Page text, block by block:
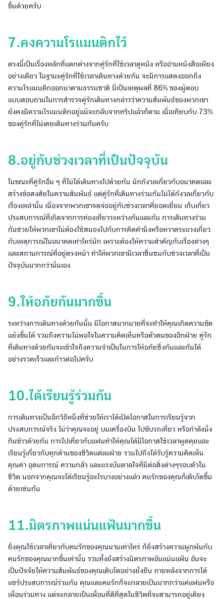
ขึ้นด้วยครับ
7.คงความโรแมนติกไว้
ตรงนี้เป็นเรื่องหลักที่แตกต่างจากคู่รักที่ใช้เวลาดูหนัง หรืออ่านหนังสือเพียง
อย่างเดียว ในฐานะคู่รักที่ใช้เวลาเดินทางด้วยกัน จะมีการแสดงออกถึง
ความโรแมนติกออกมาตามธรรมชาติ นี่เป็นเหตุผลที่ 86% ของผู้ตอบ
แบบสอบถามในการสำรวจคู่รักเดินทางกล่าวว่าความสัมพันธ์ของพวกเขา
ยังคงมีความโรแมนติกอยู่แม้จะกลับจากทริปแล้วก็ตาม เมื่อเทียบกับ 73%
ของคู่รักที่ไม่เคยเดินทางร่วมกันครับ
8.อยู่กับช่วงเวลาที่เป็นปัจจุบัน
ในขณะที่คู่รักอื่น ๆ ที่ไม่ได้เดินทางไปด้วยกัน มักกังวลเกี่ยวกับอนาคตและ
สร้างข้อสงสัยในความสัมพันธ์ แต่คู่รักที่เดินทางร่วมกันไม่ได้กังวลเกี่ยวกับ
เรื่องเหล่านั้น เนื่องจากพวกเขาจดจ่ออยู่กับช่วงเวลาที่ยอดเยี่ยม เก็บเกี่ยว
ประสบการณ์ที่เกิดจากการท่องเที่ยวระหว่างกันและกัน การเดินทางร่วม
กันช่วยให้พวกเขาไม่ต้องใช้สมองไปกับการคิดคำนึงหรือหวาดระแวงเกี่ยว
กับเหตุการณ์ในอนาคตเท่าไหร่นัก เพราะต้องให้ความสำคัญกับเรื่องต่างๆ
และสถานการณ์ที่อยู่ตรงหน้า ทำให้พวกเขามีเวลาชื่นชมกับช่วงเวลาที่เป็น
ปัจจุบันมากกว่านั่นเอง
9.ให้อภัยกันมากขึ้น
ระหว่างการเดินทางด้วยกันนั้น มีโอกาสมากมายที่จะทำให้คุณเกิดความขัด
แย้งขึ้นได้ รวมถึงความไม่พอใจในความคิดเห็นหรือตัวตนของอีกฝ่าย คู่รัก
ที่เดินทางด้วยกันจะเข้าใจถึงความจำเป็นในการให้อภัยซึ่งกันและกันได้
อย่างรวดเร็วและก้าวต่อไปครับ
10.ได้เรียนรู้ร่วมกัน
การเดินทางเป็นอีกวิธีหนึ่งที่ช่วยให้เราได้เปิดโอกาสในการเรียนรู้จาก
ประสบการณ์จริง ไม่ว่าคุณจะอยู่ บนเครื่องบิน ไปขับรถเที่ยว หรือกำลังนั่ง
กินข้าวด้วยกัน การไปเที่ยวกับแฟนทำให้คุณได้มีโอกาสใช้เวลาพูดคุยและ
เรียนรู้เกี่ยวกับทุกด้านของชีวิตแต่ละฝ่าย รวมไปถึงได้รับรู้ความคิดเห็น
คุณค่า อุดมการณ์ ความกลัว และแรงบันดาลใจที่มีต่อสิ่งต่างๆรอบตัวใน
ชีวิต นอกจากคุณจะได้เรียนรู้อะไรบางอย่างแล้ว คนรักของคุณก็เติบโตขึ้น
ด้วยเช่นกัน
11.มิตรภาพแน่นแฟ้นมากขึ้น
ยิ่งคุณใช้เวลาเที่ยวกับคนรักของคุณนานเท่าไหร่ ก็ยิ่งสร้างความผูกพันกับ
คนรักของคุณมากขึ้นเท่านั้น รวมทั้งยังสร้างมิตรภาพอันแน่นแฟ้น อันจะ
เป็นปัจจัยให้ความสัมพันธ์ของคุณเติบโตอย่างยั่งยืน ภายหลังจากการได้
แชร์ประสบการณ์ร่วมกัน คุณและคนรักก็จะกลายเป็นมากกว่าแค่แฟนหรือ
เพื่อนร่วมทาง แต่จะกลายเป็นเพื่อนที่ดีที่สุดในชีวิตที่จะสามารถอยู่เคียง